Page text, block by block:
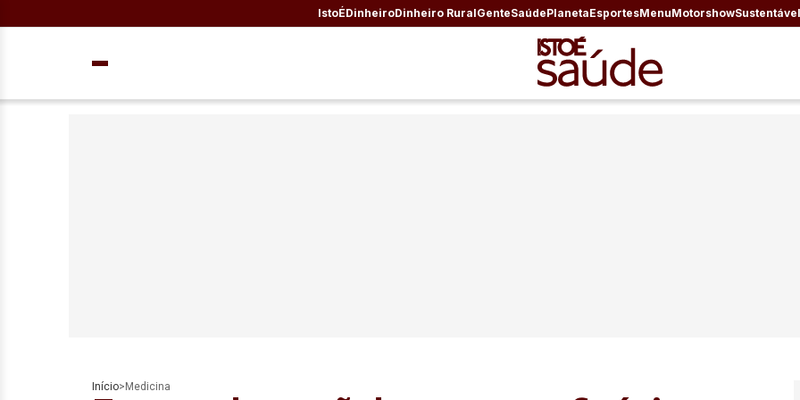
IstoÉDinheiroDinheiro RuralGenteSaúdePlanetaEsportesMenuMotorshowSustentável
Início> Medicina